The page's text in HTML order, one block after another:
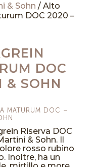
& Sohn / Alto
DOC 2020 –
DOC
& SOHN
MATURUM DOC –
Riserva DOC
& Sohn. Il
rosso rubino
Inoltre, ha un